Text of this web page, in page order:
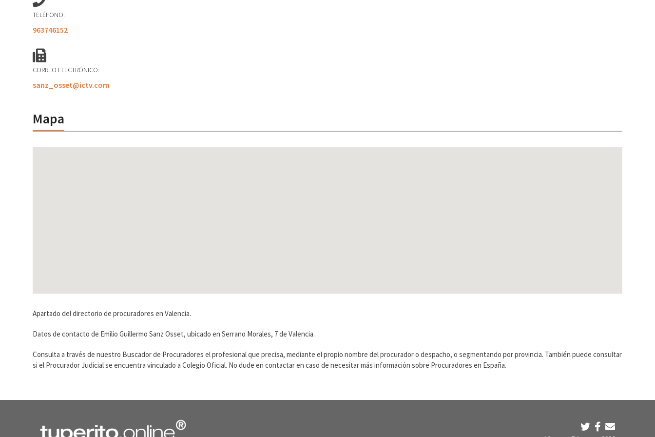
TELÉFONO:
963746152
CORREO ELECTRÓNICO:
sanz_osset@ictv.com
Mapa
Apartado del directorio de procuradores en Valencia.
Datos de contacto de Emilio Guillermo Sanz Osset, ubicado en Serrano Morales, 7 de Valencia.
Consulta a través de nuestro Buscador de Procuradores el profesional que precisa, mediante el propio nombre del procurador o despacho, o segmentando por provincia. También puede consultar
si el Procurador Judicial se encuentra vinculado a Colegio Oficial. No dude en contactar en caso de necesitar más información sobre Procuradores en España.